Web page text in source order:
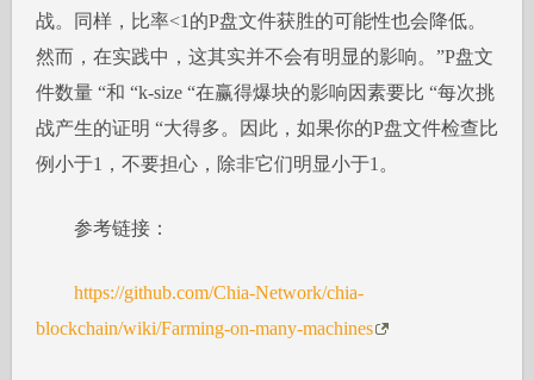
战。同样，比率<1的P盘文件获胜的可能性也会降低。
然而，在实践中，这其实并不会有明显的影响。”P盘文
件数量 “和 “k-size “在赢得爆块的影响因素要比 “每次挑
战产生的证明 “大得多。因此，如果你的P盘文件检查比
例小于1，不要担心，除非它们明显小于1。
参考链接：
https://github.com/Chia-Network/chia-
blockchain/wiki/Farming-on-many-machines